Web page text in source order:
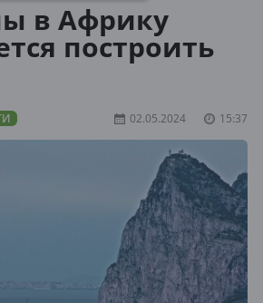
в Африку
построить
02.05.2024 15:37